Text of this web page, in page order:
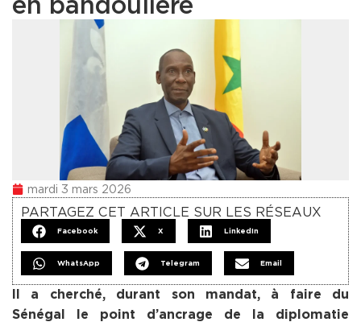
en bandoulière
mardi 3 mars 2026
PARTAGEZ CET ARTICLE SUR LES RÉSEAUX
Facebook X LinkedIn
WhatsApp Telegram Email
Il a cherché, durant son mandat, à faire du
Sénégal le point d’ancrage de la diplomatie